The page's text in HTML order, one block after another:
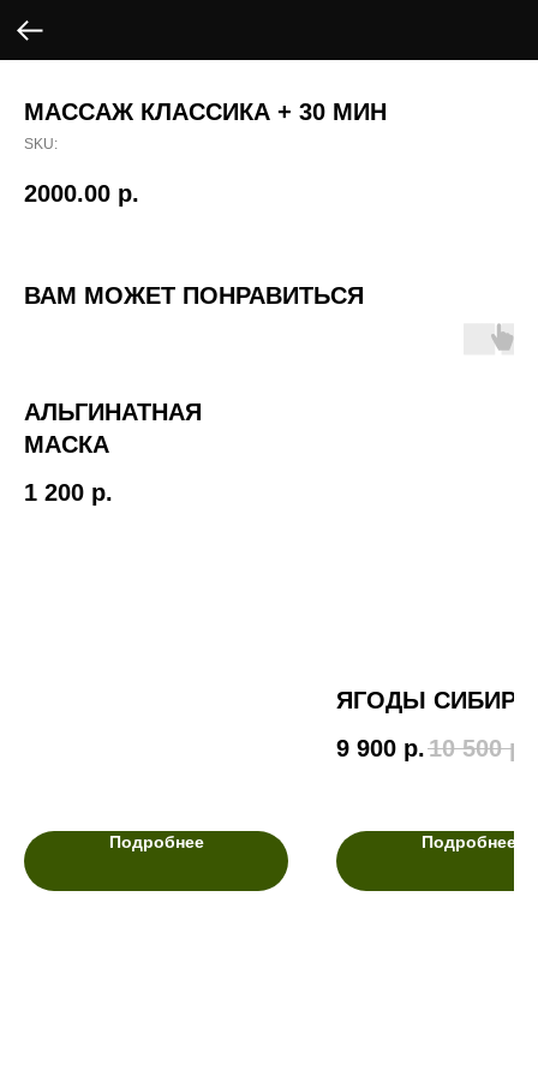
МАССАЖ КЛАССИКА + 30 МИН
SKU:
2000.00 р.
ВАМ МОЖЕТ ПОНРАВИТЬСЯ
АЛЬГИНАТНАЯ
МАСКА
1 200 р.
Подробнее
ЯГОДЫ СИБИРИ
9 900 р.10 500 р.
Подробнее